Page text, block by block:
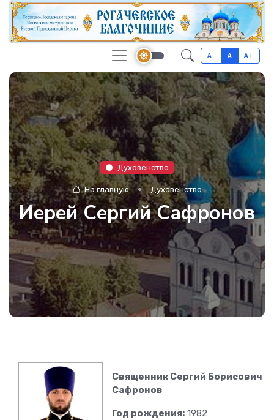
A- A A+
Духовенство
На главную Духовенство
Иерей Сергий Сафронов
Священник Сергий Борисович
Сафронов
Год рождения:1982